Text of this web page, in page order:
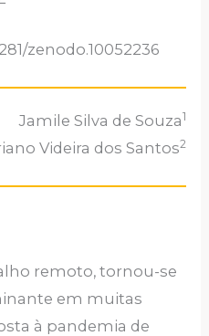
zenodo.10052236
Jamile Silva de Souza1
Videira dos Santos2
remoto, tornou-se
em muitas
à pandemia de